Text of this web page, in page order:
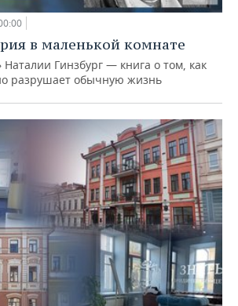
в маленькой комнате
Гинзбург — книга о том, как
разрушает обычную жизнь